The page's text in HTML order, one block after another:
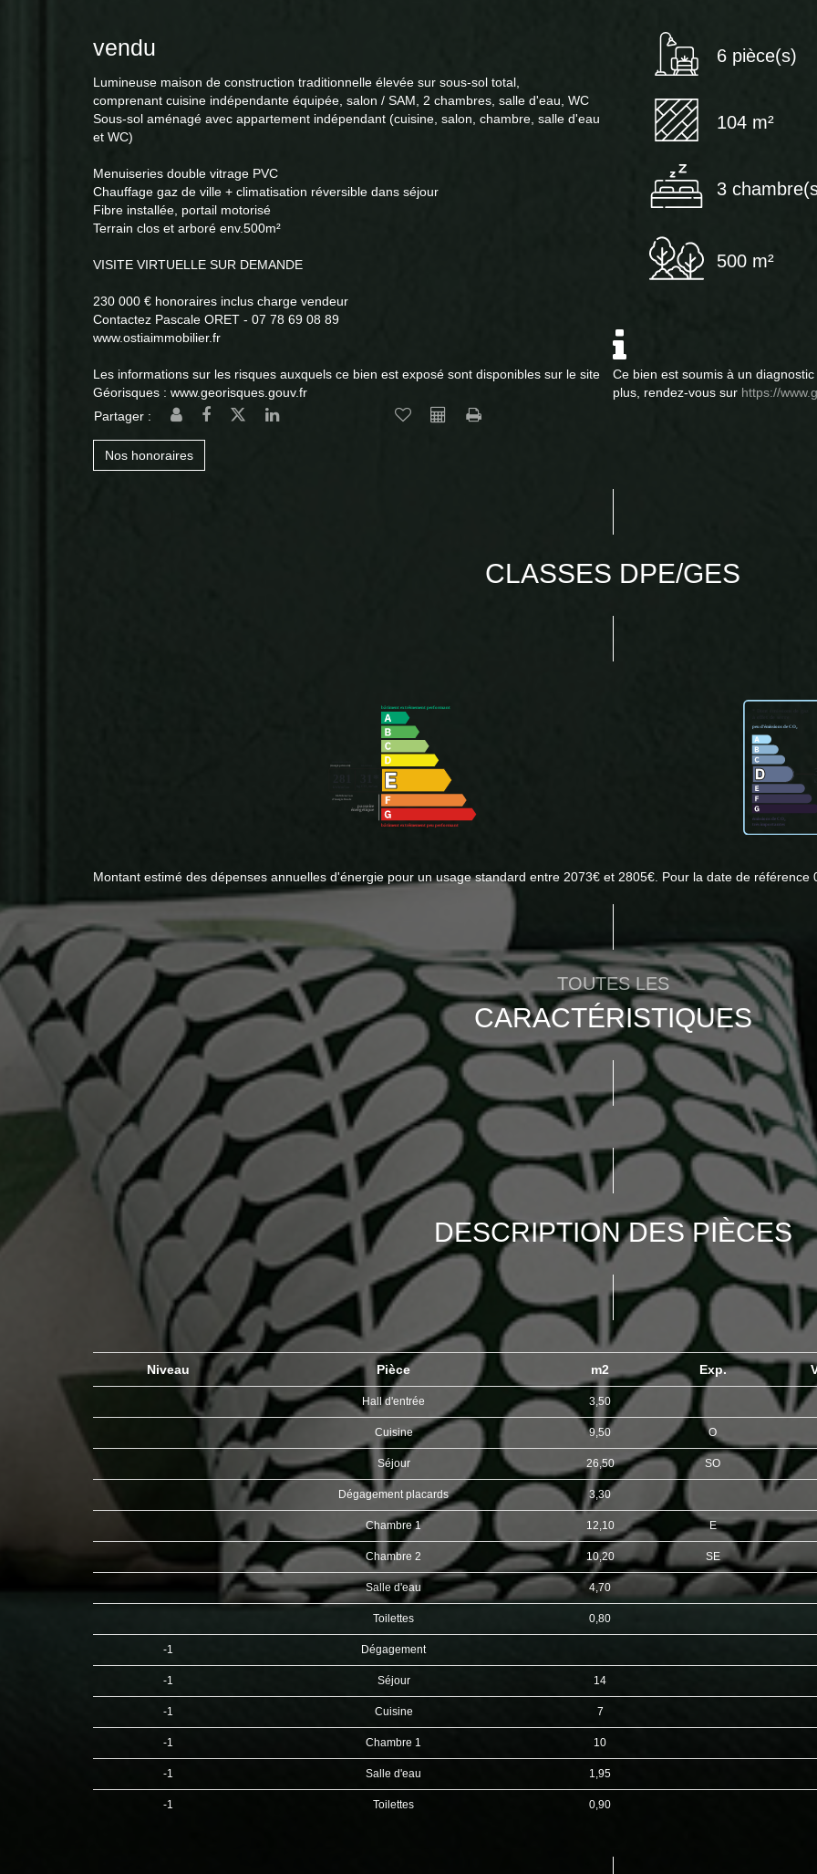
vendu
Lumineuse maison de construction traditionnelle élevée sur sous-sol total,
comprenant cuisine indépendante équipée, salon / SAM, 2 chambres, salle d'eau, WC
Sous-sol aménagé avec appartement indépendant (cuisine, salon, chambre, salle d'eau
et WC)
Menuiseries double vitrage PVC
Chauffage gaz de ville + climatisation réversible dans séjour
Fibre installée, portail motorisé
Terrain clos et arboré env.500m²
VISITE VIRTUELLE SUR DEMANDE
230 000 € honoraires inclus charge vendeur
Contactez Pascale ORET - 07 78 69 08 89
www.ostiaimmobilier.fr
Les informations sur les risques auxquels ce bien est exposé sont disponibles sur le site
Géorisques : www.georisques.gouv.fr
Partager :
Nos honoraires
6 pièce(s)
104 m²
3
500 m²
CLASSES DPE/GES
Montant estimé des dépenses annuelles d'énergie pour un usage standard entre 2073€ et 2805€. Pour la date de référence
Ce bien est soumis à un
plus, rendez-vous sur https://
TOUTES LES
CARACTÉRISTIQUES
DESCRIPTION DES PIÈCES
Niveau Pièce m2 Exp.
Hall d'entrée 3,50
Cuisine 9,50 O
Séjour 26,50 SO
Dégagement placards 3,30
Chambre 1 12,10 E
Chambre 2 10,20 SE
Salle d'eau 4,70
Toilettes 0,80
-1 Dégagement
-1 Séjour 14
-1 Cuisine 7
-1 Chambre 1 10
-1 Salle d'eau 1,95
-1 Toilettes 0,90